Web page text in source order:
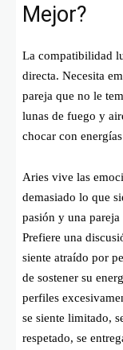
Mejor?
La compatibilidad
directa. Necesita
pareja que no le
lunas de fuego y
chocar con
Aries vive las
demasiado lo que
pasión y una
Prefiere una
siente atraído por
de sostener su
perfiles
se siente limitado,
respetado, se